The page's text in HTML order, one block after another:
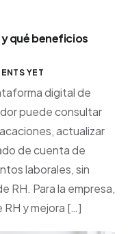
qué beneficios
YET
digital de
puede consultar
actualizar
de cuenta de
laborales, sin
RH. Para la empresa,
y mejora […]